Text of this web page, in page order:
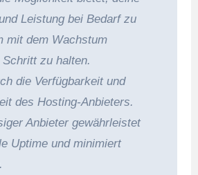
Leistung bei Bedarf zu
mit dem Wachstum
zu halten.
die Verfügbarkeit und
des Hosting-Anbieters.
Anbieter gewährleistet
Uptime und minimiert